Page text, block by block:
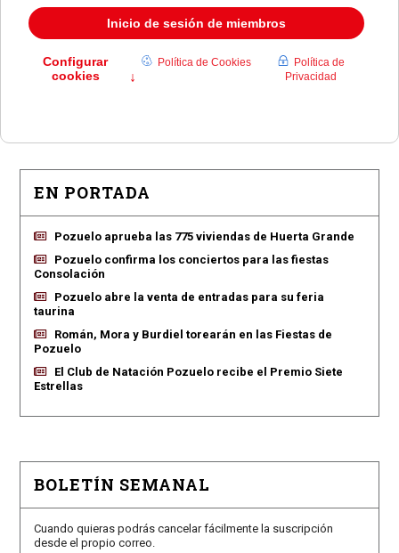
faltas por segunda vez.
Los comentarios están cerrados para esta noticia.
EN PORTADA
Pozuelo aprueba las 775 viviendas de Huerta Grande
Pozuelo confirma los conciertos para las fiestas
Consolación
Pozuelo abre la venta de entradas para su feria
taurina
Román, Mora y Burdiel torearán en las Fiestas de
Pozuelo
El Club de Natación Pozuelo recibe el Premio Siete
Estrellas
BOLETÍN SEMANAL
Cuando quieras podrás cancelar fácilmente la suscripción
desde el propio correo.